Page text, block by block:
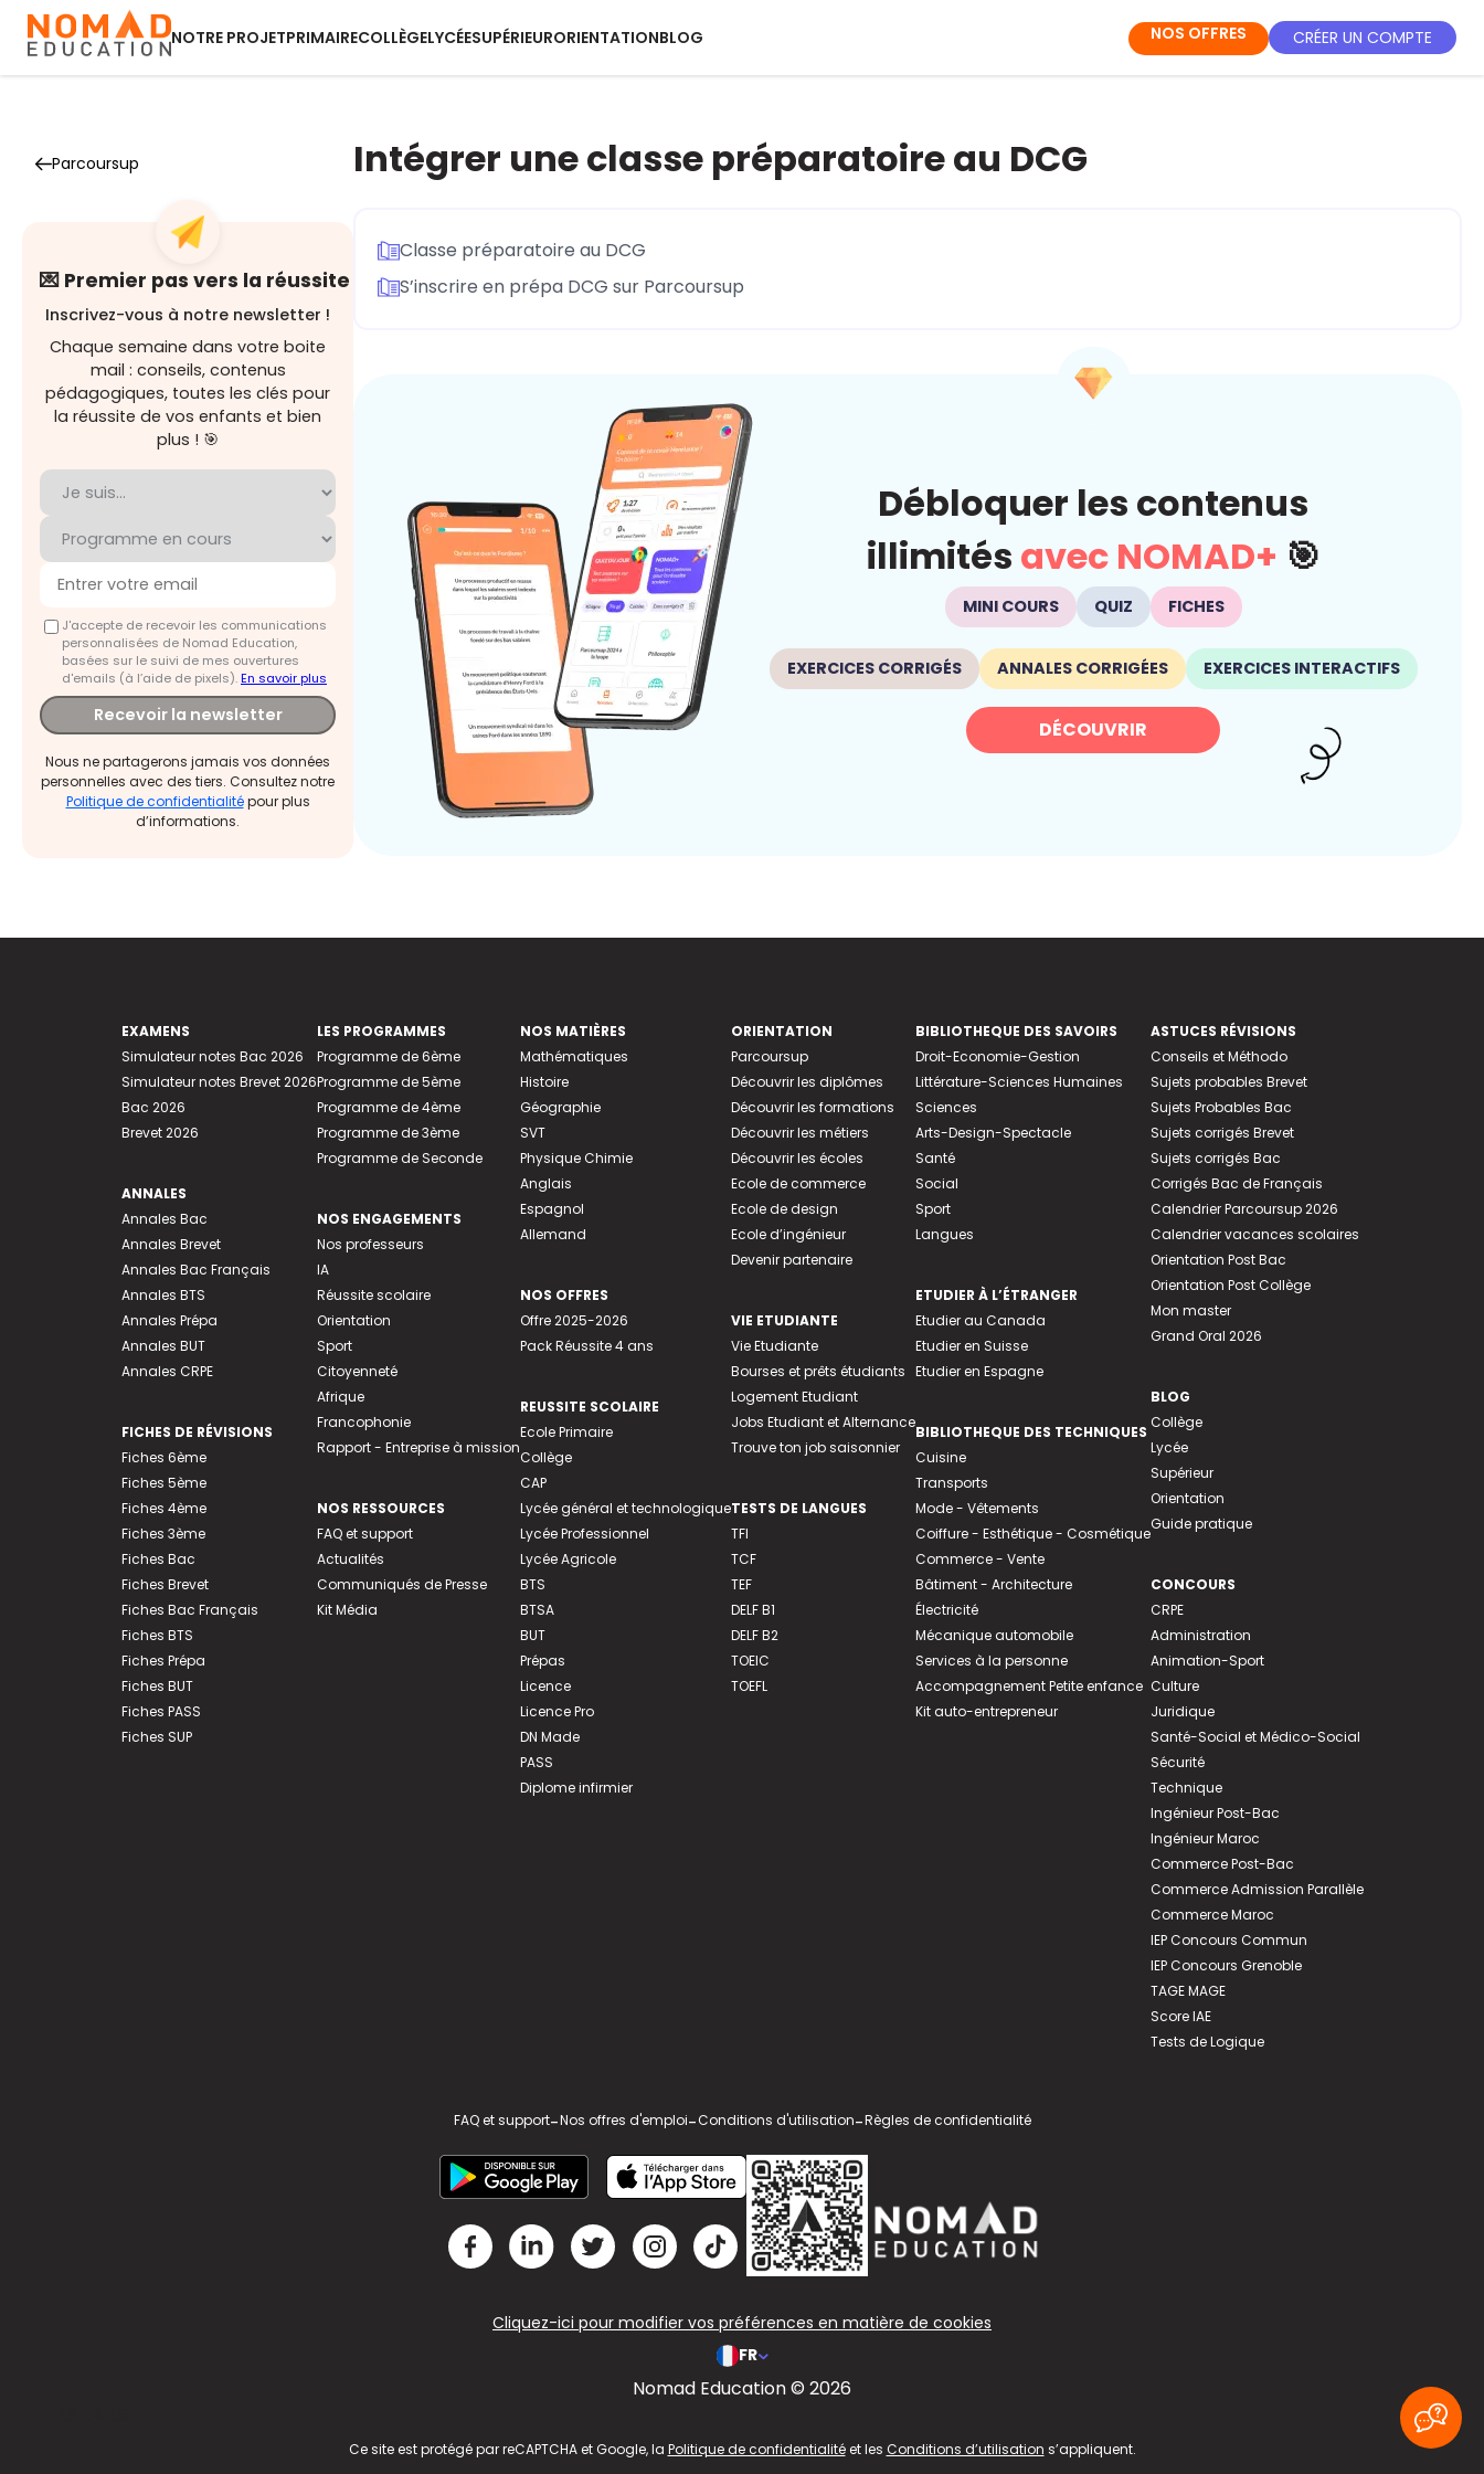
NOTRE PROJETPRIMAIRECOLLÈGELYCÉESUPÉRIEURORIENTATIONBLOG NOS OFFRES CRÉER UN COMPTE
Parcoursup
💌 Premier pas vers la réussite
Inscrivez-vous à notre newsletter !
Chaque semaine dans votre boite
mail : conseils, contenus
pédagogiques, toutes les clés pour
la réussite de vos enfants et bien
plus ! 🎯
J'accepte de recevoir les communications
personnalisées de Nomad Education,
basées sur le suivi de mes ouvertures
d'emails (à l’aide de pixels).En savoir plus
Recevoir la newsletter
Nous ne partagerons jamais vos données
personnelles avec des tiers. Consultez notre
Politique de confidentialitépour plus
d’informations.
Intégrer une classe préparatoire au DCG
Classe préparatoire au DCG
S’inscrire en prépa DCG sur Parcoursup
Débloquer les contenus
illimités avec NOMAD+ 🎯
MINI COURS QUIZ FICHES
EXERCICES CORRIGÉS ANNALES CORRIGÉES EXERCICES INTERACTIFS
DÉCOUVRIR
EXAMENS
Simulateur notes Bac 2026
Simulateur notes Brevet 2026
Bac 2026
Brevet 2026
ANNALES
Annales Bac
Annales Brevet
Annales Bac Français
Annales BTS
Annales Prépa
Annales BUT
Annales CRPE
FICHES DE RÉVISIONS
Fiches 6ème
Fiches 5ème
Fiches 4ème
Fiches 3ème
Fiches Bac
Fiches Brevet
Fiches Bac Français
Fiches BTS
Fiches Prépa
Fiches BUT
Fiches PASS
Fiches SUP
LES PROGRAMMES
Programme de 6ème
Programme de 5ème
Programme de 4ème
Programme de 3ème
Programme de Seconde
NOS ENGAGEMENTS
Nos professeurs
IA
Réussite scolaire
Orientation
Sport
Citoyenneté
Afrique
Francophonie
Rapport - Entreprise à mission
NOS RESSOURCES
FAQ et support
Actualités
Communiqués de Presse
Kit Média
NOS MATIÈRES
Mathématiques
Histoire
Géographie
SVT
Physique Chimie
Anglais
Espagnol
Allemand
NOS OFFRES
Offre 2025-2026
Pack Réussite 4 ans
REUSSITE SCOLAIRE
Ecole Primaire
Collège
CAP
Lycée général et technologique
Lycée Professionnel
Lycée Agricole
BTS
BTSA
BUT
Prépas
Licence
Licence Pro
DN Made
PASS
Diplome infirmier
ORIENTATION
Parcoursup
Découvrir les diplômes
Découvrir les formations
Découvrir les métiers
Découvrir les écoles
Ecole de commerce
Ecole de design
Ecole d’ingénieur
Devenir partenaire
VIE ETUDIANTE
Vie Etudiante
Bourses et prêts étudiants
Logement Etudiant
Jobs Etudiant et Alternance
Trouve ton job saisonnier
TESTS DE LANGUES
TFI
TCF
TEF
DELF B1
DELF B2
TOEIC
TOEFL
BIBLIOTHEQUE DES SAVOIRS
Droit-Economie-Gestion
Littérature-Sciences Humaines
Sciences
Arts-Design-Spectacle
Santé
Social
Sport
Langues
ETUDIER À L’ÉTRANGER
Etudier au Canada
Etudier en Suisse
Etudier en Espagne
BIBLIOTHEQUE DES TECHNIQUES
Cuisine
Transports
Mode - Vêtements
Coiffure - Esthétique - Cosmétique
Commerce - Vente
Bâtiment - Architecture
Électricité
Mécanique automobile
Services à la personne
Accompagnement Petite enfance
Kit auto-entrepreneur
ASTUCES RÉVISIONS
Conseils et Méthodo
Sujets probables Brevet
Sujets Probables Bac
Sujets corrigés Brevet
Sujets corrigés Bac
Corrigés Bac de Français
Calendrier Parcoursup 2026
Calendrier vacances scolaires
Orientation Post Bac
Orientation Post Collège
Mon master
Grand Oral 2026
BLOG
Collège
Lycée
Supérieur
Orientation
Guide pratique
CONCOURS
CRPE
Administration
Animation-Sport
Culture
Juridique
Santé-Social et Médico-Social
Sécurité
Technique
Ingénieur Post-Bac
Ingénieur Maroc
Commerce Post-Bac
Commerce Admission Parallèle
Commerce Maroc
IEP Concours Commun
IEP Concours Grenoble
TAGE MAGE
Score IAE
Tests de Logique
FAQ et support-Nos offres d'emploi-Conditions d'utilisation-Règles de confidentialité
Cliquez-ici pour modifier vos préférences en matière de cookies
FR
Nomad Education © 2026
Ce site est protégé par reCAPTCHA et Google, la Politique de confidentialitéet les Conditions d’utilisation s’appliquent.